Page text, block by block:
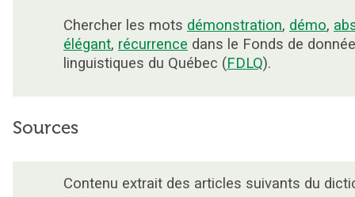
Chercher les mots démonstration, démo,
élégant, récurrence dans le Fonds de
linguistiques du Québec (FDLQ).
Sources
Contenu extrait des articles suivants du